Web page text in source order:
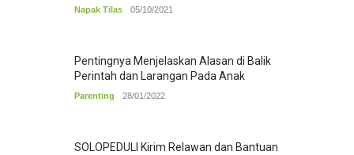
Napak Tilas 05/10/2021
Pentingnya Menjelaskan Alasan di Balik
Perintah dan Larangan Pada Anak
Parenting 28/01/2022
SOLOPEDULI Kirim Relawan dan Bantuan